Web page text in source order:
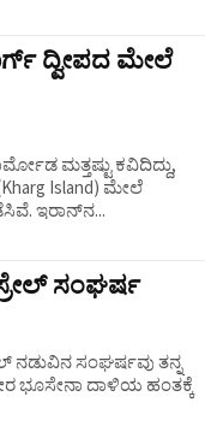
ದ್ವೀಪದ ಮೇಲೆ
ಮತ್ತಷ್ಟು ಕವಿದಿದ್ದು,
Island) ಮೇಲೆ
ಇರಾನ್‌ನ...
ಸಂಘರ್ಷ
ನಡುವಿನ ಸಂಘರ್ಷವು ತನ್ನ
ಭೂಸೇನಾ ದಾಳಿಯ ಹಂತಕ್ಕೆ